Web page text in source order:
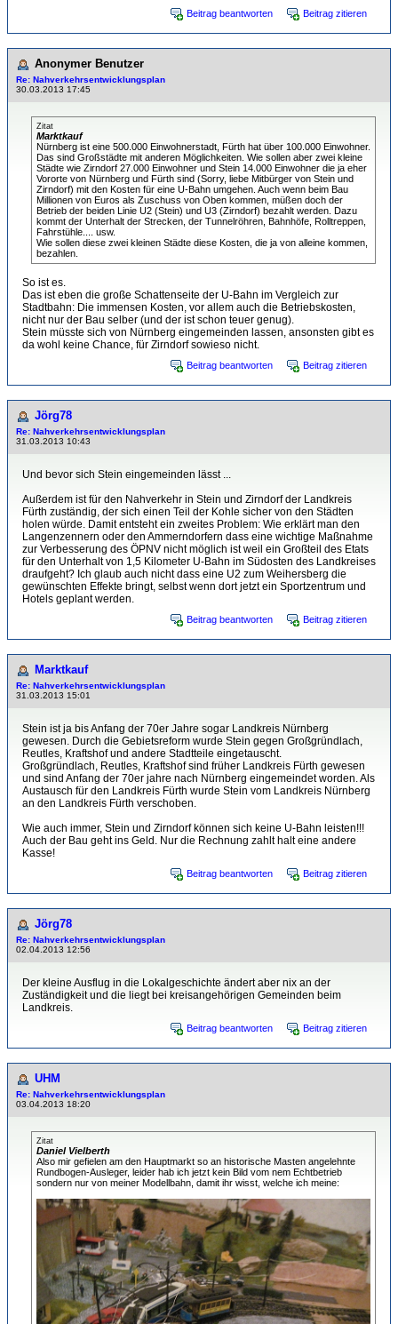
Beitrag beantworten Beitrag zitieren
Anonymer Benutzer
Re: Nahverkehrsentwicklungsplan
30.03.2013 17:45
Zitat
Marktkauf
Nürnberg ist eine 500.000 Einwohnerstadt, Fürth hat über 100.000 Einwohner.
Das sind Großstädte mit anderen Möglichkeiten. Wie sollen aber zwei kleine
Städte wie Zirndorf 27.000 Einwohner und Stein 14.000 Einwohner die ja eher
Vororte von Nürnberg und Fürth sind (Sorry, liebe Mitbürger von Stein und
Zirndorf) mit den Kosten für eine U-Bahn umgehen. Auch wenn beim Bau
Millionen von Euros als Zuschuss von Oben kommen, müßen doch der
Betrieb der beiden Linie U2 (Stein) und U3 (Zirndorf) bezahlt werden. Dazu
kommt der Unterhalt der Strecken, der Tunnelröhren, Bahnhöfe, Rolltreppen,
Fahrstühle.... usw.
Wie sollen diese zwei kleinen Städte diese Kosten, die ja von alleine kommen,
bezahlen.
So ist es.
Das ist eben die große Schattenseite der U-Bahn im Vergleich zur
Stadtbahn: Die immensen Kosten, vor allem auch die Betriebskosten,
nicht nur der Bau selber (und der ist schon teuer genug).
Stein müsste sich von Nürnberg eingemeinden lassen, ansonsten gibt es
da wohl keine Chance, für Zirndorf sowieso nicht.
Beitrag beantworten Beitrag zitieren
Jörg78
Re: Nahverkehrsentwicklungsplan
31.03.2013 10:43
Und bevor sich Stein eingemeinden lässt ...
Außerdem ist für den Nahverkehr in Stein und Zirndorf der Landkreis
Fürth zuständig, der sich einen Teil der Kohle sicher von den Städten
holen würde. Damit entsteht ein zweites Problem: Wie erklärt man den
Langenzennern oder den Ammerndorfern dass eine wichtige Maßnahme
zur Verbesserung des ÖPNV nicht möglich ist weil ein Großteil des Etats
für den Unterhalt von 1,5 Kilometer U-Bahn im Südosten des Landkreises
draufgeht? Ich glaub auch nicht dass eine U2 zum Weihersberg die
gewünschten Effekte bringt, selbst wenn dort jetzt ein Sportzentrum und
Hotels geplant werden.
Beitrag beantworten Beitrag zitieren
Marktkauf
Re: Nahverkehrsentwicklungsplan
31.03.2013 15:01
Stein ist ja bis Anfang der 70er Jahre sogar Landkreis Nürnberg
gewesen. Durch die Gebietsreform wurde Stein gegen Großgründlach,
Reutles, Kraftshof und andere Stadtteile eingetauscht.
Großgründlach, Reutles, Kraftshof sind früher Landkreis Fürth gewesen
und sind Anfang der 70er jahre nach Nürnberg eingemeindet worden. Als
Austausch für den Landkreis Fürth wurde Stein vom Landkreis Nürnberg
an den Landkreis Fürth verschoben.
Wie auch immer, Stein und Zirndorf können sich keine U-Bahn leisten!!!
Auch der Bau geht ins Geld. Nur die Rechnung zahlt halt eine andere
Kasse!
Beitrag beantworten Beitrag zitieren
Jörg78
Re: Nahverkehrsentwicklungsplan
02.04.2013 12:56
Der kleine Ausflug in die Lokalgeschichte ändert aber nix an der
Zuständigkeit und die liegt bei kreisangehörigen Gemeinden beim
Landkreis.
Beitrag beantworten Beitrag zitieren
UHM
Re: Nahverkehrsentwicklungsplan
03.04.2013 18:20
Zitat
Daniel Vielberth
Also mir gefielen am den Hauptmarkt so an historische Masten angelehnte
Rundbogen-Ausleger, leider hab ich jetzt kein Bild vom nem Echtbetrieb
sondern nur von meiner Modellbahn, damit ihr wisst, welche ich meine: